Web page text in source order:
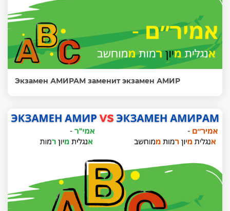
Экзамен АМИРАМ заменит экзамен АМИР